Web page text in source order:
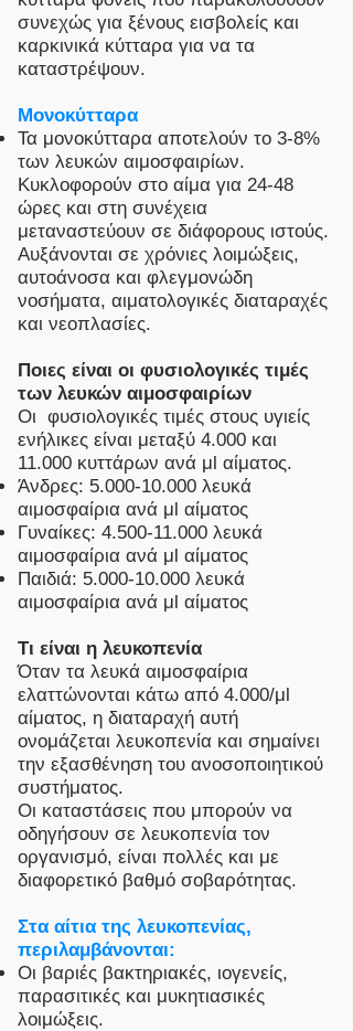
συνεχώς για ξένους εισβολείς και
καρκινικά κύτταρα για να τα
καταστρέψουν.
Μονοκύτταρα
Τα μονοκύτταρα αποτελούν το 3-8%
των λευκών αιμοσφαιρίων.
Κυκλοφορούν στο αίμα για 24-48
ώρες και στη συνέχεια
μεταναστεύουν σε διάφορους ιστούς.
Αυξάνονται σε χρόνιες λοιμώξεις,
αυτοάνοσα και φλεγμονώδη
νοσήματα, αιματολογικές διαταραχές
και νεοπλασίες.
Ποιες είναι οι φυσιολογικές τιμές
των λευκών αιμοσφαιρίων
Οι φυσιολογικές τιμές στους υγιείς
ενήλικες είναι μεταξύ 4.000 και
11.000 κυττάρων ανά μl αίματος.
Άνδρες: 5.000-10.000 λευκά
αιμοσφαίρια ανά μl αίματος
Γυναίκες: 4.500-11.000 λευκά
αιμοσφαίρια ανά μl αίματος
Παιδιά: 5.000-10.000 λευκά
αιμοσφαίρια ανά μl αίματος
Τι είναι η λευκοπενία
Όταν τα λευκά αιμοσφαίρια
ελαττώνονται κάτω από 4.000/μl
αίματος, η διαταραχή αυτή
ονομάζεται λευκοπενία και σημαίνει
την εξασθένηση του ανοσοποιητικού
συστήματος.
Οι καταστάσεις που μπορούν να
οδηγήσουν σε λευκοπενία τον
οργανισμό, είναι πολλές και με
διαφορετικό βαθμό σοβαρότητας.
Στα αίτια της λευκοπενίας,
περιλαμβάνονται:
Οι βαριές βακτηριακές, ιογενείς,
παρασιτικές και μυκητιασικές
λοιμώξεις.